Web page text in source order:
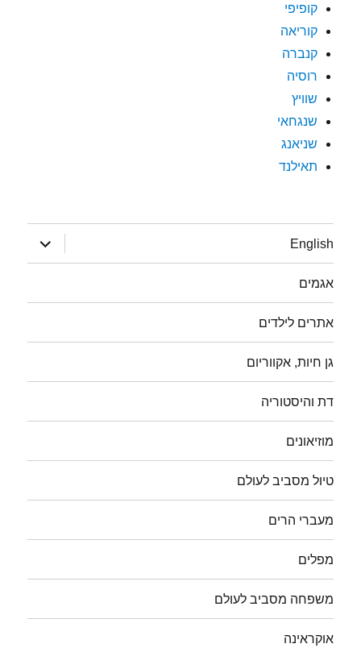
קופיפי
קוריאה
קנברה
רוסיה
שוויץ
שנגחאי
שניאנג
תאילנד
English
הצג
תפריט
אגמים
אתרים לילדים
גן חיות, אקווריום
דת והיסטוריה
מוזיאונים
טיול מסביב לעולם
מעברי הרים
מפלים
משפחה מסביב לעולם
אוקראינה